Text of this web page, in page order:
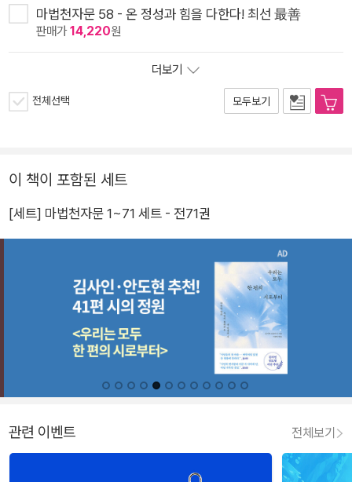
마법천자문 58 - 온 정성과 힘을 다한다! 최선 最善
판매가14,220원
더보기
전체선택 모두보기
이 책이 포함된 세트
[세트] 마법천자문 1~71 세트 - 전71권
관련 이벤트 전체보기